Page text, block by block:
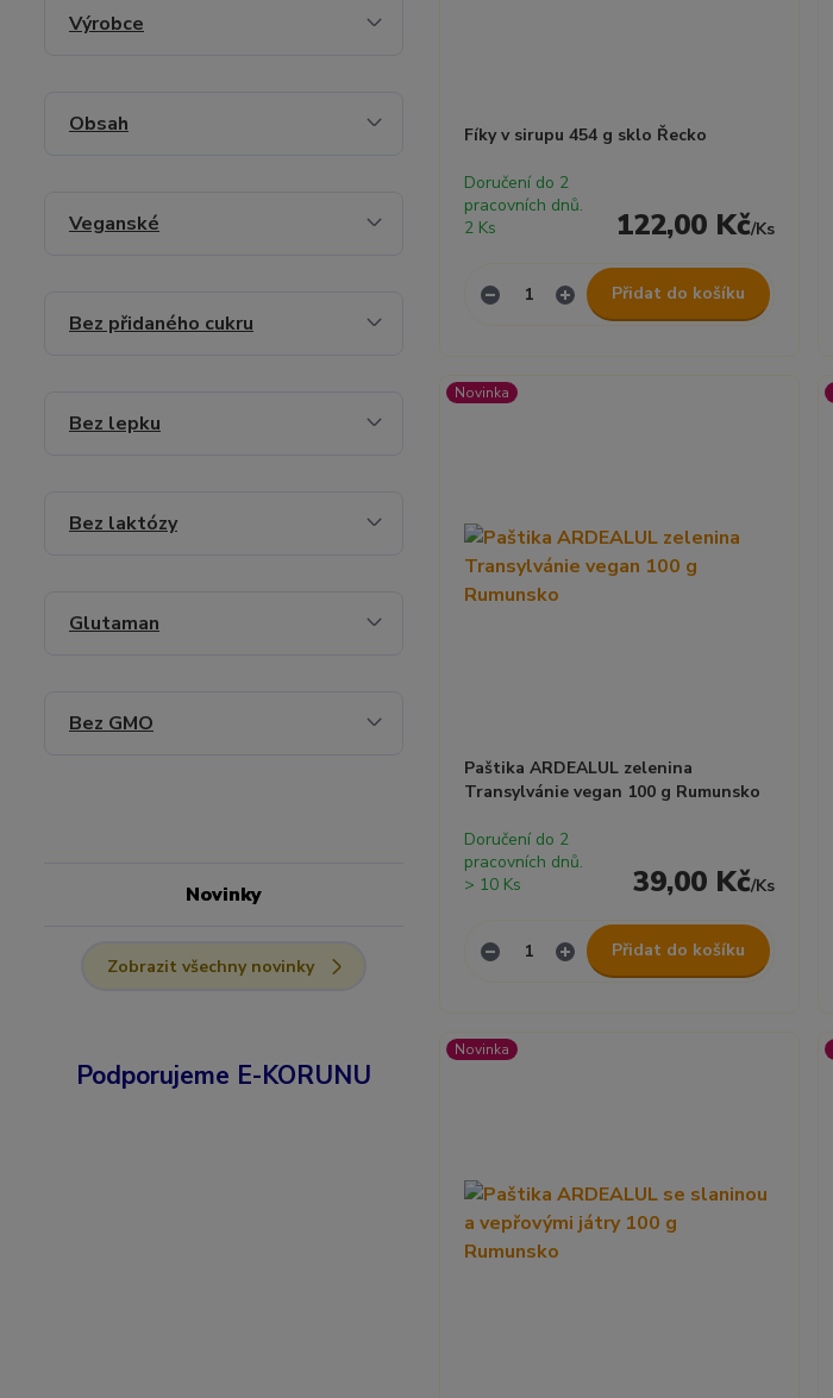
Fíky v sirupu 454 g sklo Řecko
122,00 Kč/Ks
Doručení do 2
pracovních dnů.
2 Ks
Přidat do košíku
Novinka
Paštika ARDEALUL zelenina
Transylvánie vegan 100 g Rumunsko
39,00 Kč/Ks
Doručení do 2
pracovních dnů.
> 10 Ks
Přidat do košíku
Novinka
Výrobce
Obsah
Veganské
Bez přidaného cukru
Bez lepku
Bez laktózy
Glutaman
Bez GMO
Novinky
Zobrazit všechny novinky
Podporujeme E-KORUNU